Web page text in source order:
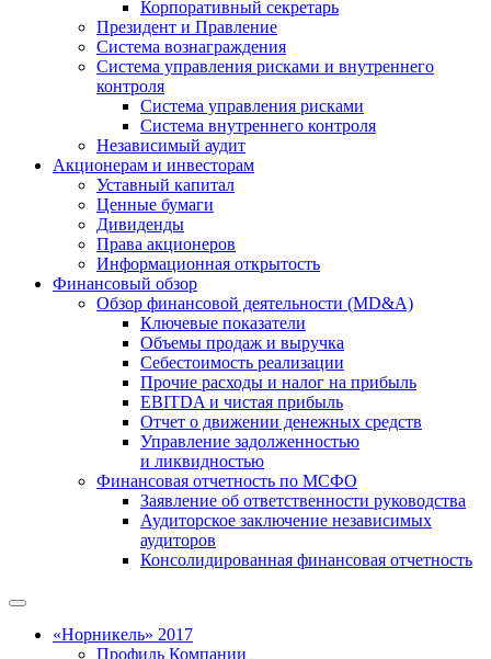
Корпоративный секретарь
Президент и Правление
Система вознаграждения
Система управления рисками и внутреннего
контроля
Система управления рисками
Система внутреннего контроля
Независимый аудит
Акционерам и инвесторам
Уставный капитал
Ценные бумаги
Дивиденды
Права акционеров
Информационная открытость
Финансовый обзор
Обзор финансовой деятельности (MD&A)
Ключевые показатели
Объемы продаж и выручка
Себестоимость реализации
Прочие расходы и налог на прибыль
EBITDA и чистая прибыль
Отчет о движении денежных средств
Управление задолженностью
и ликвидностью
Финансовая отчетность по МСФО
Заявление об ответственности руководства
Аудиторское заключение независимых
аудиторов
Консолидированная финансовая отчетность
«Норникель» 2017
Профиль Компании